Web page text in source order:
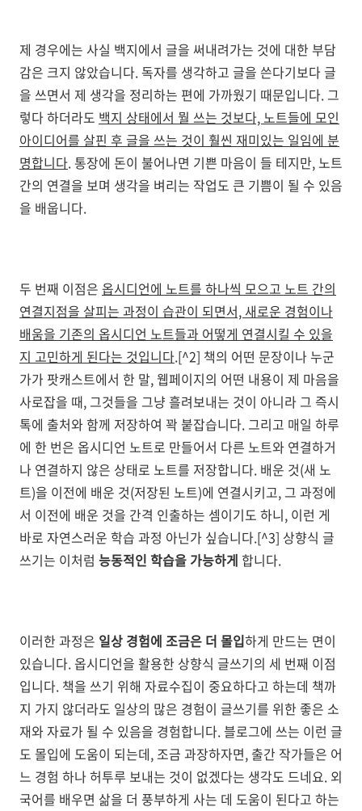
제 경우에는 사실 백지에서 글을 써내려가는 것에 대한 부담
감은 크지 않았습니다. 독자를 생각하고 글을 쓴다기보다 글
을 쓰면서 제 생각을 정리하는 편에 가까웠기 때문입니다. 그
렇다 하더라도 백지 상태에서 뭘 쓰는 것보다, 노트들에 모인
아이디어를 살핀 후 글을 쓰는 것이 훨씬 재미있는 일임에 분
명합니다. 통장에 돈이 불어나면 기쁜 마음이 들 테지만, 노트
간의 연결을 보며 생각을 벼리는 작업도 큰 기쁨이 될 수 있음
을 배웁니다.
두 번째 이점은 옵시디언에 노트를 하나씩 모으고 노트 간의
연결지점을 살피는 과정이 습관이 되면서, 새로운 경험이나
배움을 기존의 옵시디언 노트들과 어떻게 연결시킬 수 있을
지 고민하게 된다는 것입니다.[^2] 책의 어떤 문장이나 누군
가가 팟캐스트에서 한 말, 웹페이지의 어떤 내용이 제 마음을
사로잡을 때, 그것들을 그냥 흘려보내는 것이 아니라 그 즉시
톡에 출처와 함께 저장하여 꽉 붙잡습니다. 그리고 매일 하루
에 한 번은 옵시디언 노트로 만들어서 다른 노트와 연결하거
나 연결하지 않은 상태로 노트를 저장합니다. 배운 것(새 노
트)을 이전에 배운 것(저장된 노트)에 연결시키고, 그 과정에
서 이전에 배운 것을 간격 인출하는 셈이기도 하니, 이런 게
바로 자연스러운 학습 과정 아닌가 싶습니다.[^3] 상향식 글
쓰기는 이처럼 능동적인 학습을 가능하게 합니다.
이러한 과정은 일상 경험에 조금은 더 몰입하게 만드는 면이
있습니다. 옵시디언을 활용한 상향식 글쓰기의 세 번째 이점
입니다. 책을 쓰기 위해 자료수집이 중요하다고 하는데 책까
지 가지 않더라도 일상의 많은 경험이 글쓰기를 위한 좋은 소
재와 자료가 될 수 있음을 경험합니다. 블로그에 쓰는 이런 글
도 몰입에 도움이 되는데, 조금 과장하자면, 출간 작가들은 어
느 경험 하나 허투루 보내는 것이 없겠다는 생각도 드네요. 외
국어를 배우면 삶을 더 풍부하게 사는 데 도움이 된다고 하는